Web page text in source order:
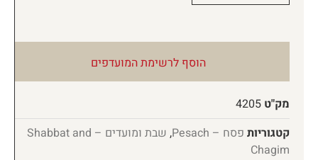
הוסף לרשימת המועדפים
מק"ט 4205
קטגוריות פסח – Pesach ,
שבת ומועדים – Shabbat and
Chagim